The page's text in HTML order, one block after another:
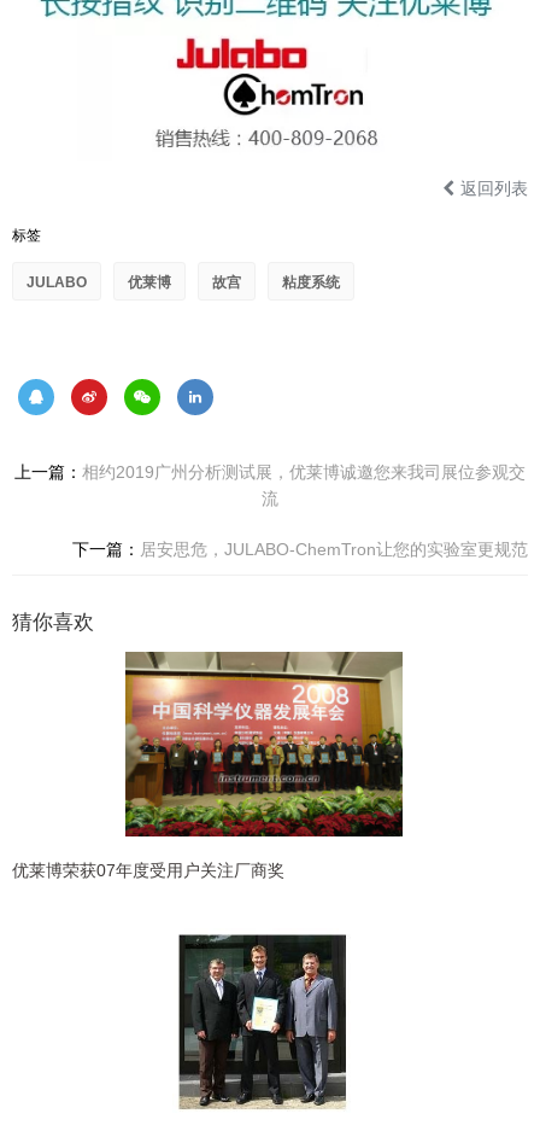
返回列表
标签
JULABO 优莱博 故宫 粘度系统
上一篇： 相约2019广州分析测试展，优莱博诚邀您来我司展位参观交
流
下一篇： 居安思危，JULABO-ChemTron让您的实验室更规范
猜你喜欢
优莱博荣获07年度受用户关注厂商奖